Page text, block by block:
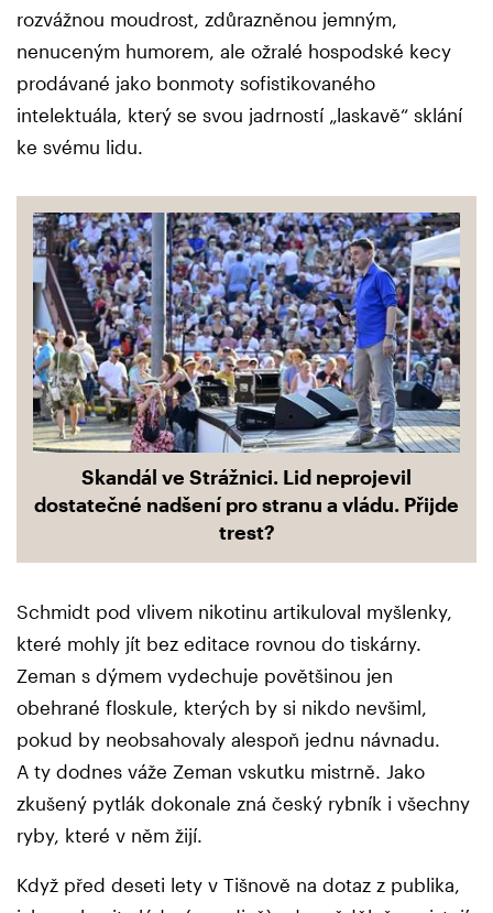
rozvážnou moudrost, zdůrazněnou jemným,
nenuceným humorem, ale ožralé hospodské kecy
prodávané jako bonmoty sofistikovaného
intelektuála, který se svou jadrností „laskavě“ sklání
ke svému lidu.
Skandál ve Strážnici. Lid neprojevil
dostatečné nadšení pro stranu a vládu. Přijde
trest?
Schmidt pod vlivem nikotinu artikuloval myšlenky,
které mohly jít bez editace rovnou do tiskárny.
Zeman s dýmem vydechuje povětšinou jen
obehrané floskule, kterých by si nikdo nevšiml,
pokud by neobsahovaly alespoň jednu návnadu.
A ty dodnes váže Zeman vskutku mistrně. Jako
zkušený pytlák dokonale zná český rybník i všechny
ryby, které v něm žijí.
Když před deseti lety v Tišnově na dotaz z publika,